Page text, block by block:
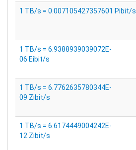
1 TB/s = 0.007105427357601 Pibit/s
1 TB/s = 6.9388939039072E-
06 Eibit/s
1 TB/s = 6.7762635780344E-
09 Zibit/s
1 TB/s = 6.6174449004242E-
12 Zibit/s